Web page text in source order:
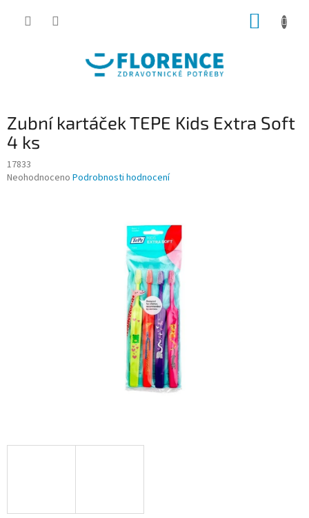
Zubní kartáček TEPE Kids Extra Soft
4 ks
17833
Průměrné
Neohodnoceno Podrobnosti hodnocení